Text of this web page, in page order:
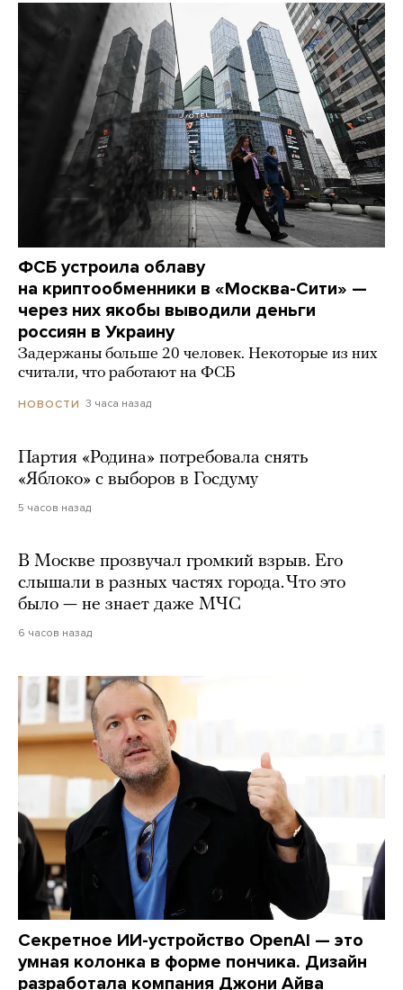
ФСБ устроила облаву
на криптообменники в «Москва-Сити» —
через них якобы выводили деньги
россиян в Украину
Задержаны больше 20 человек. Некоторые из них
считали, что работают на ФСБ
НОВОСТИ 3 часа назад
Партия «Родина» потребовала снять
«Яблоко» с выборов в Госдуму
5 часов назад
В Москве прозвучал громкий взрыв. Его
слышали в разных частях города. Что это
было — не знает даже МЧС
6 часов назад
Секретное ИИ-устройство OpenAI — это
умная колонка в форме пончика. Дизайн
разработала компания Джони Айва